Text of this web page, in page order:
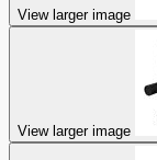
View larger image
View larger image